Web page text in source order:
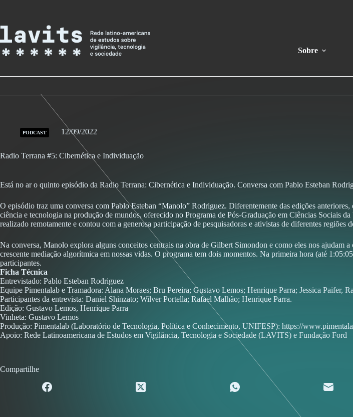
Sobre
PODCAST 12/09/2022
Radio Terrana #5: Cibernética e Individuação
Está no ar o quinto episódio da Radio Terrana: Cibernética e Individuação. Conversa com Pablo Esteban
O episódio traz uma conversa com Pablo Esteban “Manolo” Rodriguez. Diferentemente das edições
ciência e tecnologia na produção de mundos, oferecido no Programa de Pós-Graduação em Ciências Sociais
realizado remotamente e contou com a generosa participação de pesquisadoras e ativistas de diferentes regiões
Na conversa, Manolo explora alguns conceitos centrais na obra de Gilbert Simondon e como eles nos ajudam
crescente mediação algorítmica em nossas vidas. O programa tem dois momentos. Na primeira hora (até
participantes.
Ficha Técnica
Entrevistado: Pablo Esteban Rodriguez
Equipe Pimentalab e Tramadora: Alana Moraes; Bru Pereira; Gustavo Lemos; Henrique Parra; Jessica Paifer,
Participantes da entrevista: Daniel Shinzato; Wilver Portella; Rafael Malhão; Henrique Parra.
Edição: Gustavo Lemos, Henrique Parra
Vinheta: Gustavo Lemos
Produção: Pimentalab (Laboratório de Tecnologia, Política e Conhecimento, UNIFESP): https://
Apoio: Rede Latinoamericana de Estudos em Vigilância, Tecnologia e Sociedade (LAVITS) e Fundação Ford
Compartilhe